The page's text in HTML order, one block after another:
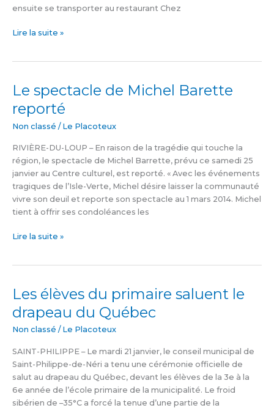
ensuite se transporter au restaurant Chez
Lire la suite »
Le spectacle de Michel Barette
reporté
Non classé / Le Placoteux
RIVIÈRE-DU-LOUP – En raison de la tragédie qui touche la
région, le spectacle de Michel Barrette, prévu ce samedi 25
janvier au Centre culturel, est reporté. « Avec les événements
tragiques de l’Isle-Verte, Michel désire laisser la communauté
vivre son deuil et reporte son spectacle au 1 mars 2014. Michel
tient à offrir ses condoléances les
Le
spectacle
de
Michel
reporté
Lire la suite »
Les élèves du primaire saluent le
drapeau du Québec
Non classé / Le Placoteux
SAINT-PHILIPPE – Le mardi 21 janvier, le conseil municipal de
Saint-Philippe-de-Néri a tenu une cérémonie officielle de
salut au drapeau du Québec, devant les élèves de la 3e à la
6e année de l’école primaire de la municipalité. Le froid
sibérien de –35°C a forcé la tenue d’une partie de la
Les
du
primaire
le
drapeau
du
Québec